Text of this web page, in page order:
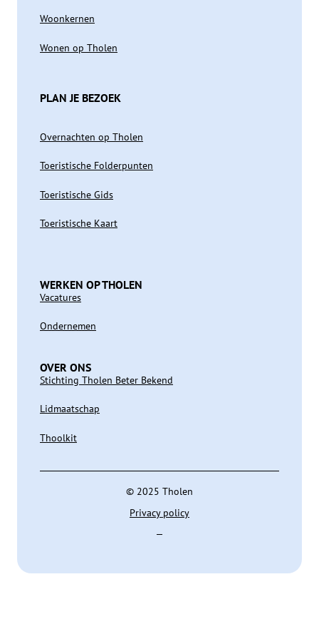
Woonkernen
Wonen op Tholen
PLAN JE BEZOEK
Overnachten op Tholen
Toeristische Folderpunten
Toeristische Gids
Toeristische Kaart
WERKEN OP THOLEN
Vacatures
Ondernemen
OVER ONS
Stichting Tholen Beter Bekend
Lidmaatschap
Thoolkit
© 2025 Tholen
Privacy policy